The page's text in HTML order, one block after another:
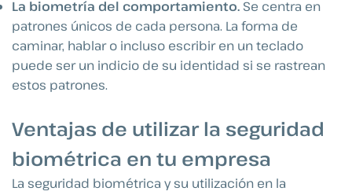
La biometría del comportamiento. Se centra en
patrones únicos de cada persona. La forma de
caminar, hablar o incluso escribir en un teclado
puede ser un indicio de su identidad si se rastrean
estos patrones.
Ventajas de utilizar la seguridad
biométrica en tu empresa
La seguridad biométrica y su utilización en la